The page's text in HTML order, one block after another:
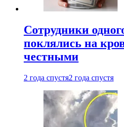
Сотрудники
поклялись на
честными
2 года спустя2 года спустя